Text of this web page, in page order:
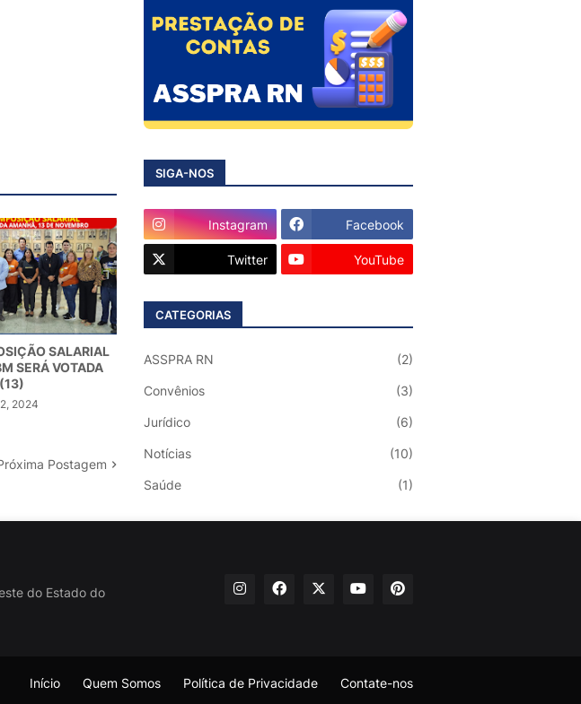
SALARIAL
SERÁ VOTADA
2024
Postagem
SIGA-NOS
Instagram Facebook
Twitter YouTube
CATEGORIAS
ASSPRA RN (2)
Convênios (3)
Jurídico (6)
Notícias (10)
Saúde (1)
do Estado do
Início Quem Somos Política de Privacidade Contate-nos